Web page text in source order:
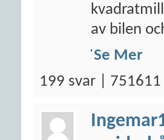
av bilen
Se Mer
199 svar | 751611